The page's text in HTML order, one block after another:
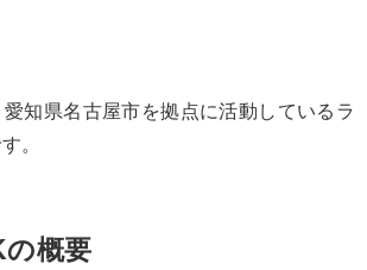
知県名古屋市を拠点に活動しているラ
。
概要